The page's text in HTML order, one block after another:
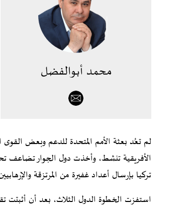
محمد أبوالفضل
لم تعُد بعثة الأمم المتحدة للدعم وبعض القوى
الأفريقية تنشط، وأخذت دول الجوار تضاعف
تركيا بإرسال أعداد غفيرة من المرتزقة
استفزت الخطوة الدول الثلاث، بعد أن أثبتت